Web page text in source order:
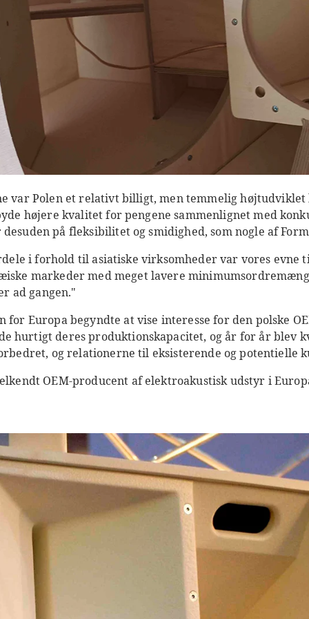
var Polen et relativt billigt, men temmelig
højere kvalitet for pengene sammenlignet med
på fleksibilitet og smidighed, som nogle af
i forhold til asiatiske virksomheder var vores evne
markeder med meget lavere
ad gangen."
for Europa begyndte at vise interesse for den polske
hurtigt deres produktionskapacitet, og år for år blev
og relationerne til eksisterende og potentielle
OEM-producent af elektroakustisk udstyr i